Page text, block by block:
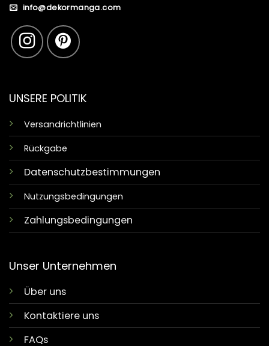
info@dekormanga.com
UNSERE POLITIK
Versandrichtlinien
Rückgabe
Datenschutzbestimmungen
Nutzungsbedingungen
Zahlungsbedingungen
Unser Unternehmen
Über uns
Kontaktiere uns
FAQs